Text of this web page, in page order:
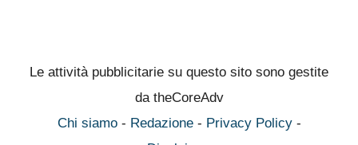
Le attività pubblicitarie su questo sito sono gestite
da theCoreAdv
Chi siamo- Redazione- Privacy Policy-